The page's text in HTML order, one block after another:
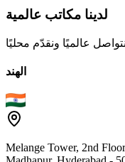
لدينا مكاتب عالمية
الهند
Melange Tower, 2nd